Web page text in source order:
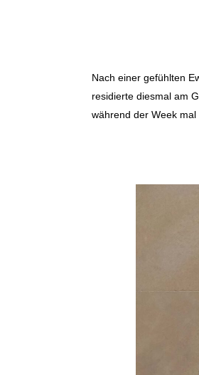
Nach einer gefühlten
residierte diesmal am
während der Week mal